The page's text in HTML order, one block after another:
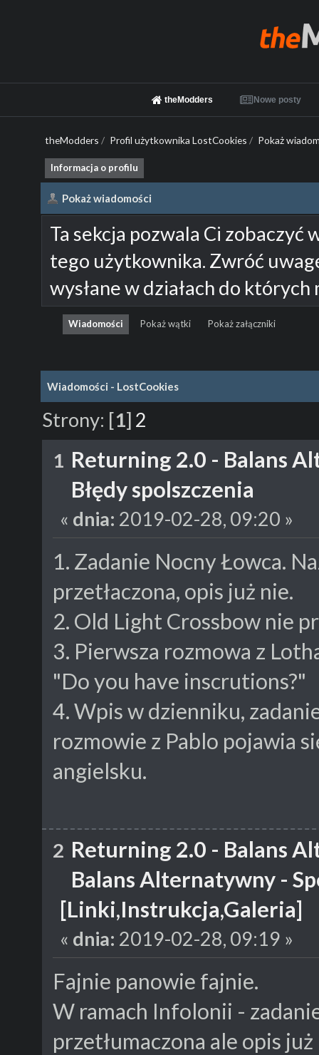
theModders Nowe posty
theModders / Profil użytkownika LostCookies / Pokaż
Informacja o profilu
Pokaż wiadomości
Ta sekcja pozwala Ci zobaczyć
tego użytkownika. Zwróć
wysłane w działach do
Wiadomości Pokaż wątki Pokaż załączniki
Wiadomości - LostCookies
Strony: [1] 2
1 Returning 2.0 - Balans
Błędy spolszczenia
« dnia: 2019-02-28, 09:20 »
1. Zadanie Nocny Łowca.
przetłaczona, opis już nie.
2. Old Light Crossbow nie
3. Pierwsza rozmowa z
"Do you have inscrutions?"
4. Wpis w dzienniku,
rozmowie z Pablo pojawia
angielsku.
2 Returning 2.0 - Balans
Balans Alternatywny -
[Linki,Instrukcja,Galeria]
« dnia: 2019-02-28, 09:19 »
Fajnie panowie fajnie.
W ramach Infolonii -
przetłumaczona ale opis już